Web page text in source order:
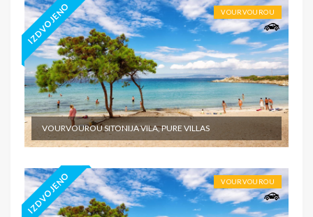
IZDVOJENO VOURVOUROU
VOURVOUROU SITONIJA VILA, PURE VILLAS
IZDVOJENO VOURVOUROU